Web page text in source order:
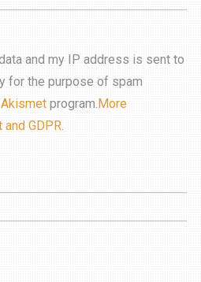
and my IP address is sent to
for the purpose of spam
Akismet program. More
GDPR